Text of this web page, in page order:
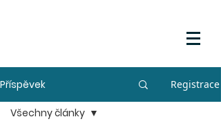
Příspěvek Registrace
Všechny články